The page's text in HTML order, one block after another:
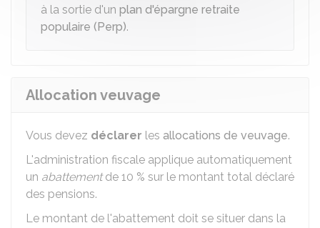
à la sortie d'un plan d'épargne retraite
populaire (Perp).
Allocation veuvage
Vous devez déclarer les allocations de veuvage.
L'administration fiscale applique automatiquement
un abattementde 10 % sur le montant total déclaré
des pensions.
Le montant de l'abattement doit se situer dans la